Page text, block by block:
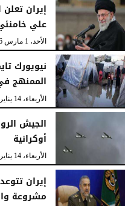
علي
الأحد، 1 مارس 2026
نيويورك
الممنهج
الأربعاء، 14 يناير 2026
أوكرانية
الأربعاء، 14 يناير 2026
إيران
مشروعة